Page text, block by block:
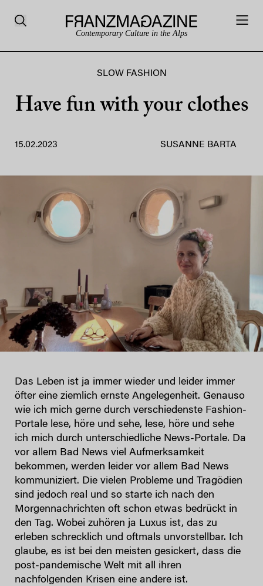
Contemporary Culture in the Alps
SLOW FASHION
Have fun with your clothes
15.02.2023 SUSANNE BARTA
Das Leben ist ja immer wieder und leider immer
öfter eine ziemlich ernste Angelegenheit. Genauso
wie ich mich gerne durch verschiedenste Fashion-
Portale lese, höre und sehe, lese, höre und sehe
ich mich durch unterschiedliche News-Portale. Da
vor allem Bad News viel Aufmerksamkeit
bekommen, werden leider vor allem Bad News
kommuniziert. Die vielen Probleme und Tragödien
sind jedoch real und so starte ich nach den
Morgennachrichten oft schon etwas bedrückt in
den Tag. Wobei zuhören ja Luxus ist, das zu
erleben schrecklich und oftmals unvorstellbar. Ich
glaube, es ist bei den meisten gesickert, dass die
post-pandemische Welt mit all ihren
nachfolgenden Krisen eine andere ist.